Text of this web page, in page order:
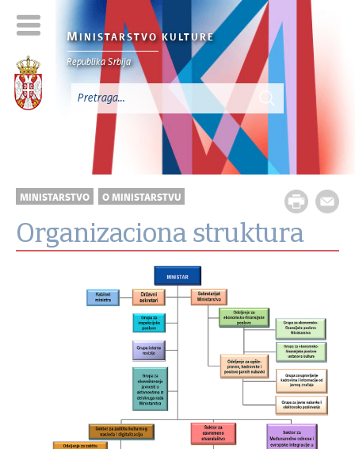
M INISTARSTVO KULTURE
Republika Srbija
MINISTARSTVO O MINISTARSTVU
Organizaciona struktura